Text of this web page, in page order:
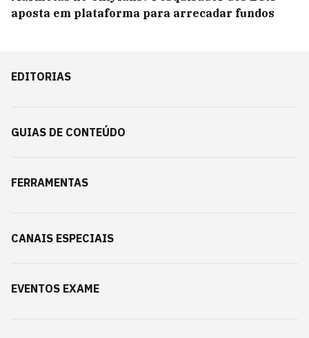
aposta em plataforma para arrecadar fundos
EDITORIAS
GUIAS DE CONTEÚDO
FERRAMENTAS
CANAIS ESPECIAIS
EVENTOS EXAME